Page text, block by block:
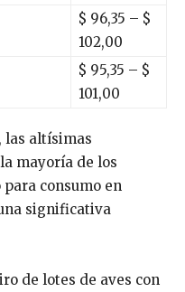
$ 96,35 – $
102,00
$ 95,35 – $
101,00
las altísimas
mayoría de los
consumo en
significativa
de lotes de aves con